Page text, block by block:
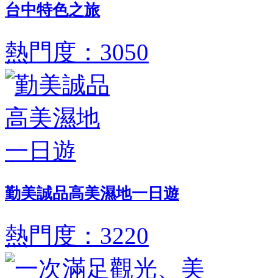
台中特色之旅
熱門度：3050
勤美誠品高美濕地一日遊
熱門度：3220